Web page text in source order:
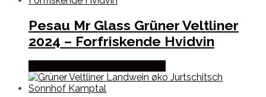
Pesau Mr Glass Grüner Veltliner
2024 – Forfriskende Hvidvin